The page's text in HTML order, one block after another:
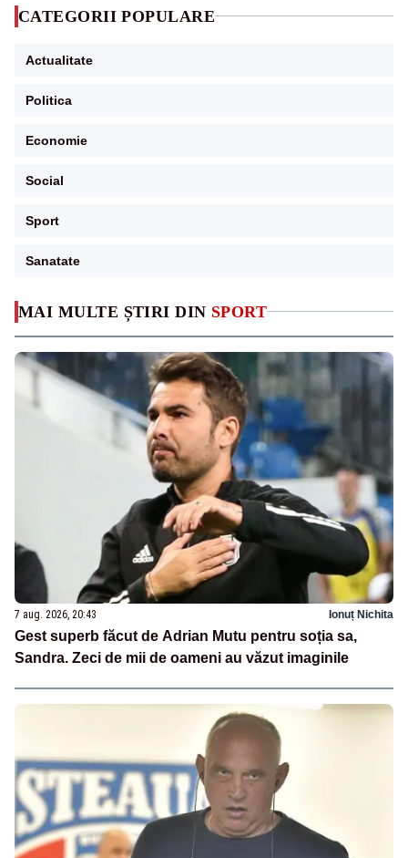
MAI MULTE ȘTIRI DIN SPORT
7 aug. 2026, 20:43 Ionuț Nichita
Gest superb făcut de Adrian Mutu pentru soția sa,
Sandra. Zeci de mii de oameni au văzut imaginile
CATEGORII POPULARE
Actualitate
Politica
Economie
Social
Sport
Sanatate